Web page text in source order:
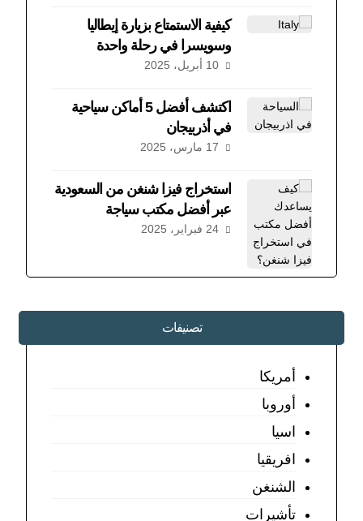
كيفية الاستمتاع بزيارة إيطاليا
وسويسرا في رحلة واحدة
10 أبريل، 2025
اكتشف أفضل 5 أماكن سياحية
في أذربيجان
17 مارس، 2025
استخراج فيزا شنغن من السعودية
عبر أفضل مكتب سياجة
24 فبراير، 2025
تصنيفات
أمريكا
أوروبا
اسيا
افريقيا
الشنغن
تأشيرات